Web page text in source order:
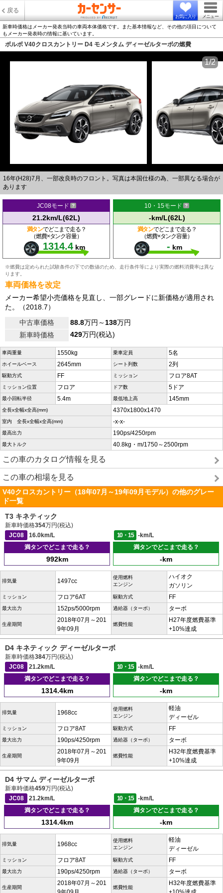
戻る
お気に入り メニュー
新車時価格はメーカー発表当時の車両本体価格です。また基本情報など、その他の項目について
もメーカー発表時の情報に基いています。
ボルボ V40クロスカントリー D4 モメンタム ディーゼルターボの燃費
16年(H28)7月、一部改良時のフロント。写真は本国仕様の為、一部異なる場合が
あります
1/2
JC08モード
21.2km/L(62L)
満タンでどこまで走る？
（燃費×タンク容量）
1314.4 km
10・15モード
-km/L(62L)
満タンでどこまで走る？
（燃費×タンク容量）
- km
※燃費は定められた試験条件の下での数値のため、走行条件等により実際の燃料消費率は異な
ります。
車両価格を改定
メーカー希望小売価格を見直し、一部グレードに新価格が適用され
た。（2018.7）
中古車価格
88.8万円～138万円
新車時価格
429万円(税込)
車両重量 1550kg 乗車定員 5名
ホイールベース 2645mm シート列数 2列
駆動方式 FF ミッション フロア8AT
ミッション位置 フロア ドア数 5ドア
最小回転半径 5.4m 最低地上高 145mm
全長x全幅x全高(mm) 4370x1800x1470
室内 全長x全幅x全高(mm) -x-x-
最高出力 190ps/4250rpm
最大トルク 40.8kg・m/1750～2500rpm
この車のカタログ情報を見る
この車の相場を見る
V40クロスカントリー（18年07月～19年09月モデル）の他のグレー
ド一覧
T3 キネティック
新車時価格354万円(税込)
JC08
16.0km/L 10・15
-km/L
満タンでどこまで走る？
992km
満タンでどこまで走る？
-km
排気量 1497cc
使用燃料
エンジン
ハイオク
ガソリン
ミッション フロア6AT 駆動方式 FF
最大出力 152ps/5000rpm 過給器（ターボ） ターボ
生産期間
2018年07月～201
9年09月
燃費性能
H27年度燃費基準
+10%達成
D4 キネティック ディーゼルターボ
新車時価格384万円(税込)
JC08
21.2km/L 10・15
-km/L
満タンでどこまで走る？
1314.4km
満タンでどこまで走る？
-km
排気量 1968cc
使用燃料
エンジン
軽油
ディーゼル
ミッション フロア8AT 駆動方式 FF
最大出力 190ps/4250rpm 過給器（ターボ） ターボ
生産期間
2018年07月～201
9年09月
燃費性能
H32年度燃費基準
+10%達成
D4 サマム ディーゼルターボ
新車時価格459万円(税込)
JC08
21.2km/L 10・15
-km/L
満タンでどこまで走る？
1314.4km
満タンでどこまで走る？
-km
排気量 1968cc
使用燃料
エンジン
軽油
ディーゼル
ミッション フロア8AT 駆動方式 FF
最大出力 190ps/4250rpm 過給器（ターボ） ターボ
生産期間
2018年07月～201
燃費性能
H32年度燃費基準